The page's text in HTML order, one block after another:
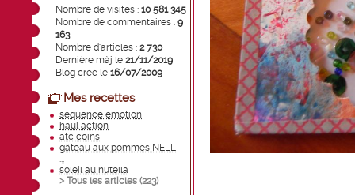
Nombre de visites : 10 581 345
Nombre de commentaires : 9
163
Nombre d'articles : 2 730
Dernière màj le 21/11/2019
Blog créé le 16/07/2009
Mes recettes
séquence émotion
haul action
atc coins
gâteau aux pommes NELL
...
soleil au nutella
> Tous les articles (223)